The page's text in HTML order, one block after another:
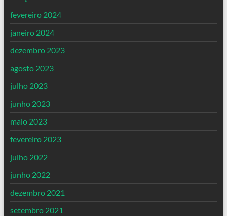
fevereiro 2024
janeiro 2024
dezembro 2023
agosto 2023
julho 2023
junho 2023
maio 2023
fevereiro 2023
julho 2022
junho 2022
dezembro 2021
setembro 2021